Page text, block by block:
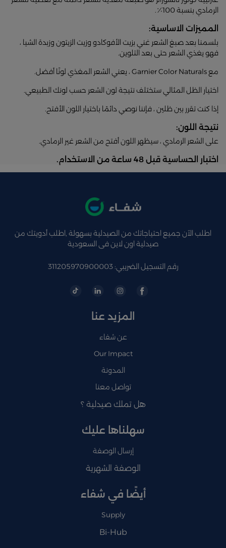
الرمادي بنسبة 100٪.
المميزات الاساسية:
بلسمنا بعد صبغ الشعر غني بزيت الأفوكادو وزيت الزيتون وزبدة الشيا ،
فهو يغذي الشعر حتى بعد التلوين.
مع Garnier Color Naturals ، يعني الشعر المغذي لونًا أفضل.
اختيار الظل المثالي ستختلف نتيجة لون الشعر حسب لونك الطبيعي.
إذا كنت تقرر بين ظلين ، فإننا نوصي دائمًا باختيار اللون الأفتح.
نتيجة اللون:
على الشعر الرمادي ، سيظهر اللون أفتح من الشعر غير الرمادي.
اختبار الحساسية قبل 48 ساعة من الاستخدام.
اطلب الآن جميع احتياجاتك من الصيدلية بسهولة ,اطلب أدويتك من
صيدلية اون لاين فى السعودية
رقم التسجيل الضريبي: 311205970900003
المزيد عنا
عن شفاء
Our Impact
المدونة
تواصل معنا
هل تملك صيدلية ؟
سهلناها عليك
إرسال الوصفة
الوصفة الشهرية
أيضًا في شفاء
Supply
Bi-Hub